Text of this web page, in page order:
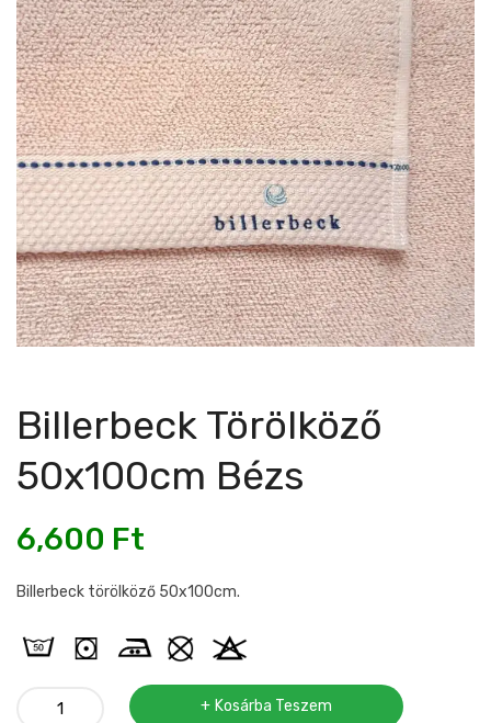
Billerbeck Törölköző
50x100cm Bézs
6,600 Ft
Billerbeck törölköző 50x100cm.
Billerbeck
Kosárba Teszem